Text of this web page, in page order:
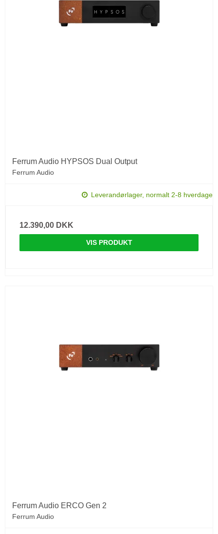
Ferrum Audio HYPSOS Dual Output
Ferrum Audio
Leverandørlager, normalt 2-8 hverdage
12.390,00 DKK
VIS PRODUKT
Ferrum Audio ERCO Gen 2
Ferrum Audio